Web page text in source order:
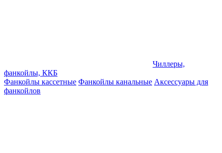
Чиллеры,
фанкойлы, ККБ
Фанкойлы кассетные Фанкойлы канальные Аксессуары для
фанкойлов